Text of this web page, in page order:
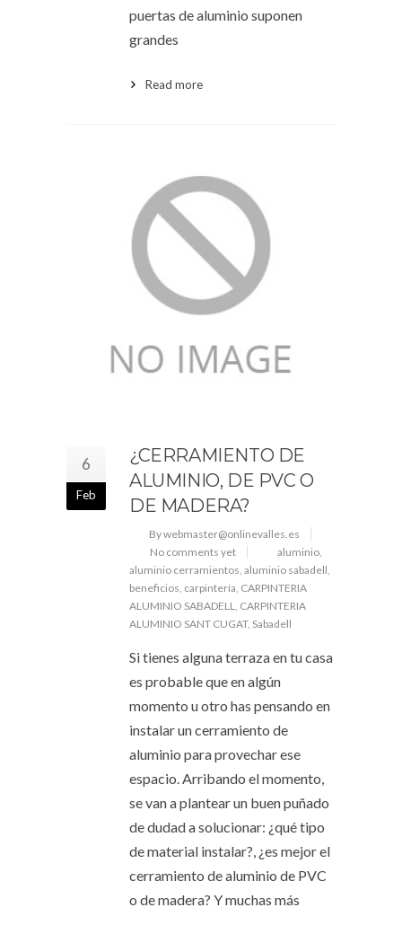
puertas de aluminio suponen
grandes
Read more
6
Feb
¿CERRAMIENTO DE
ALUMINIO, DE PVC O
DE MADERA?
By webmaster@onlinevalles.es
No comments yet
aluminio,
aluminio cerramientos, aluminio sabadell,
beneficios, carpintería, CARPINTERIA
ALUMINIO SABADELL, CARPINTERIA
ALUMINIO SANT CUGAT, Sabadell
Si tienes alguna terraza en tu casa
es probable que en algún
momento u otro has pensando en
instalar un cerramiento de
aluminio para provechar ese
espacio. Arribando el momento,
se van a plantear un buen puñado
de dudad a solucionar: ¿qué tipo
de material instalar?, ¿es mejor el
cerramiento de aluminio de PVC
o de madera? Y muchas más